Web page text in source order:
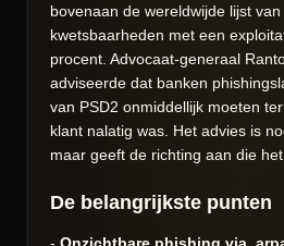
bovenaan de wereldwijde lijst
kwetsbaarheden met een
procent. Advocaat-generaal
adviseerde dat banken
van PSD2 onmiddellijk moeten
klant nalatig was. Het advies is
maar geeft de richting aan die
De belangrijkste punten